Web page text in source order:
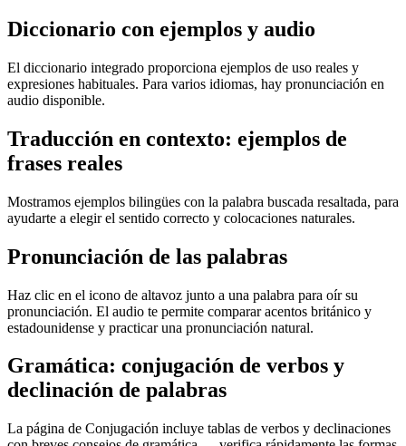
Diccionario con ejemplos y audio
El diccionario integrado proporciona ejemplos de uso reales y
expresiones habituales. Para varios idiomas, hay pronunciación en
audio disponible.
Traducción en contexto: ejemplos de
frases reales
Mostramos ejemplos bilingües con la palabra buscada resaltada, para
ayudarte a elegir el sentido correcto y colocaciones naturales.
Pronunciación de las palabras
Haz clic en el icono de altavoz junto a una palabra para oír su
pronunciación. El audio te permite comparar acentos británico y
estadounidense y practicar una pronunciación natural.
Gramática: conjugación de verbos y
declinación de palabras
La página de Conjugación incluye tablas de verbos y declinaciones